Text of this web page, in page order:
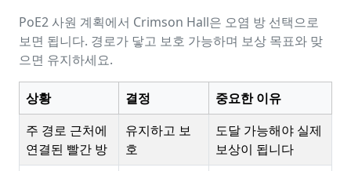
PoE2 사원 계획에서 Crimson Hall은 오염 방 선택으로
보면 됩니다. 경로가 닿고 보호 가능하며 보상 목표와 맞
으면 유지하세요.
상황 결정
중요한 이유
주 경로 근처에
연결된 빨간 방
유지하고 보
호
도달 가능해야 실제
보상이 됩니다